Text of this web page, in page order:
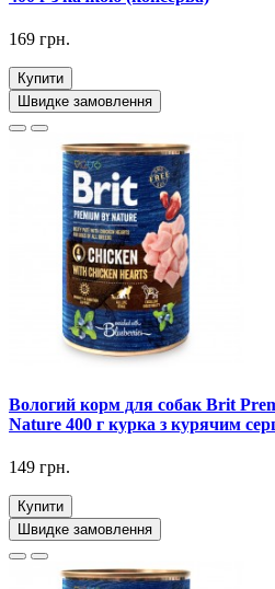
169 грн.
Купити
Швидке замовлення
Вологий корм для собак Brit
Nature 400 г курка з курячим
149 грн.
Купити
Швидке замовлення